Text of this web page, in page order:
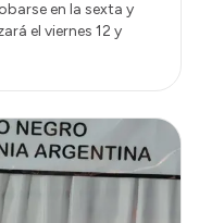
en la sexta y
el viernes 12 y